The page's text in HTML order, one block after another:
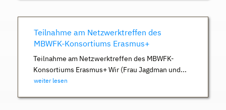
Teilnahme am Netzwerktreffen des
MBWFK-Konsortiums Erasmus+
Teilnahme am Netzwerktreffen des MBWFK-
Konsortiums Erasmus+ Wir (Frau Jagdman und...
weiter lesen